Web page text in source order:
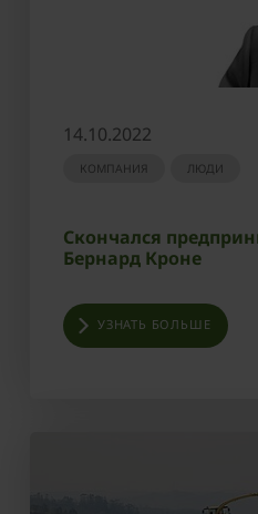
14.10.2022
КОМПАНИЯ ЛЮДИ
Скончался
Бернард Кроне
УЗНАТЬ БОЛЬШЕ